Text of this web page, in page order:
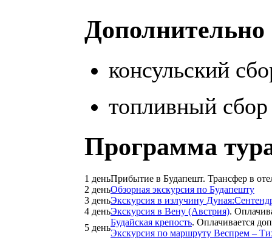
Дополнительно
консульский
топливный
Программа
1 деньПрибытие в Будапешт. Трансфер в
2 деньОбзорная экскурсия по Будапешту
3 деньЭкскурсия в излучину
4 деньЭкскурсия в Вену (Австрия).
5 день
Будайская крепость. Оплачивается
Экскурсия по маршруту Веспрем –